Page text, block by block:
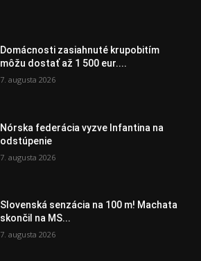
Domácnosti zasiahnuté krupobitím
môžu dostať až 1 500 eur....
7. augusta 2026
Nórska federácia vyzve Infantina na
odstúpenie
7. augusta 2026
Slovenská senzácia na 100 m! Machata
skončil na MS...
7. augusta 2026